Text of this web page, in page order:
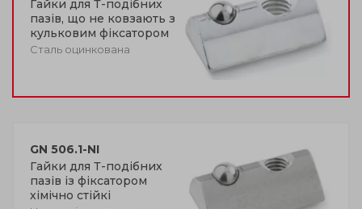
Гайки для Т-подібних
пазів, що не ковзають з
кульковим фіксатором
Сталь оцинкована
GN 506.1-NI
Гайки для Т-подібних
пазів із фіксатором
хімічно стійкі